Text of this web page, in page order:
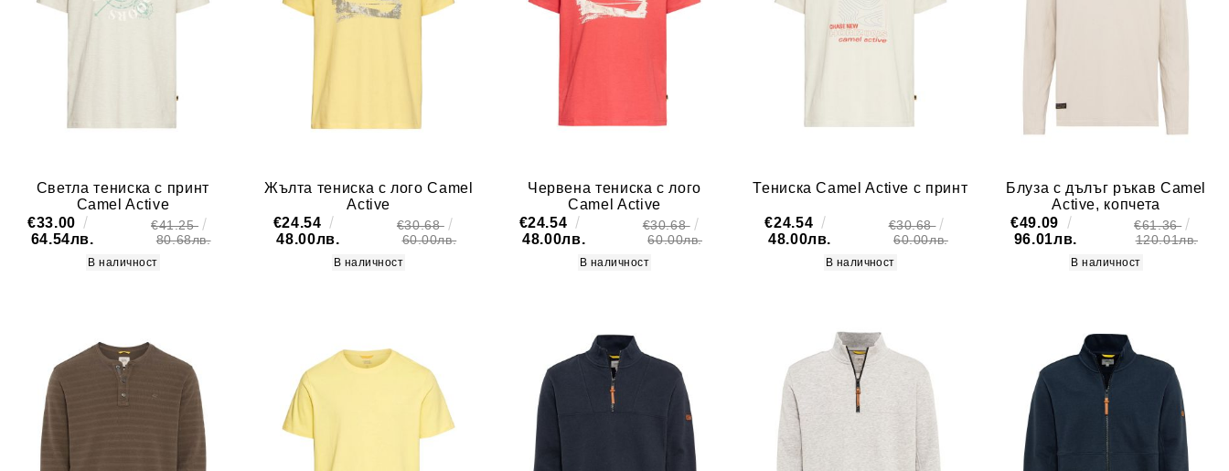
Светла тениска с принт
Camel Active
€33.00
64.54лв.
€41.25
80.68лв.
В наличност
Жълта тениска с лого Camel
Active
€24.54
48.00лв.
€30.68
60.00лв.
В наличност
Червена тениска с лого
Camel Active
€24.54
48.00лв.
€30.68
60.00лв.
В наличност
Тениска Camel Active с принт
€24.54
48.00лв.
€30.68
60.00лв.
В наличност
Блуза с дълъг ръкав Camel
Active, копчета
€49.09
96.01лв.
€61.36
120.01лв.
В наличност